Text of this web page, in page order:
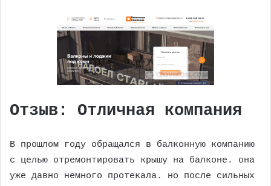
Отзыв: Отличная компания
В прошлом году обращался в балконную компанию
с целью отремонтировать крышу на балконе. она
уже давно немного протекала. но после сильных